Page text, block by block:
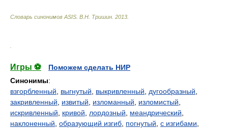
Словарь синонимов ASIS. В.Н. Тришин 2013
Игры ⚽
Поможем сделать НИР
Синонимы:
взгорбленный
выгнутый выкривленный дугообразный
закривленный
извитый изломанный изломистый
искривленный
кривой лордозный меандрический
наклоненный образующий изгиб погнутый с изгибами